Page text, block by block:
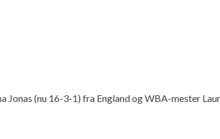
(nu 16-3-1) fra England og WBA-mester